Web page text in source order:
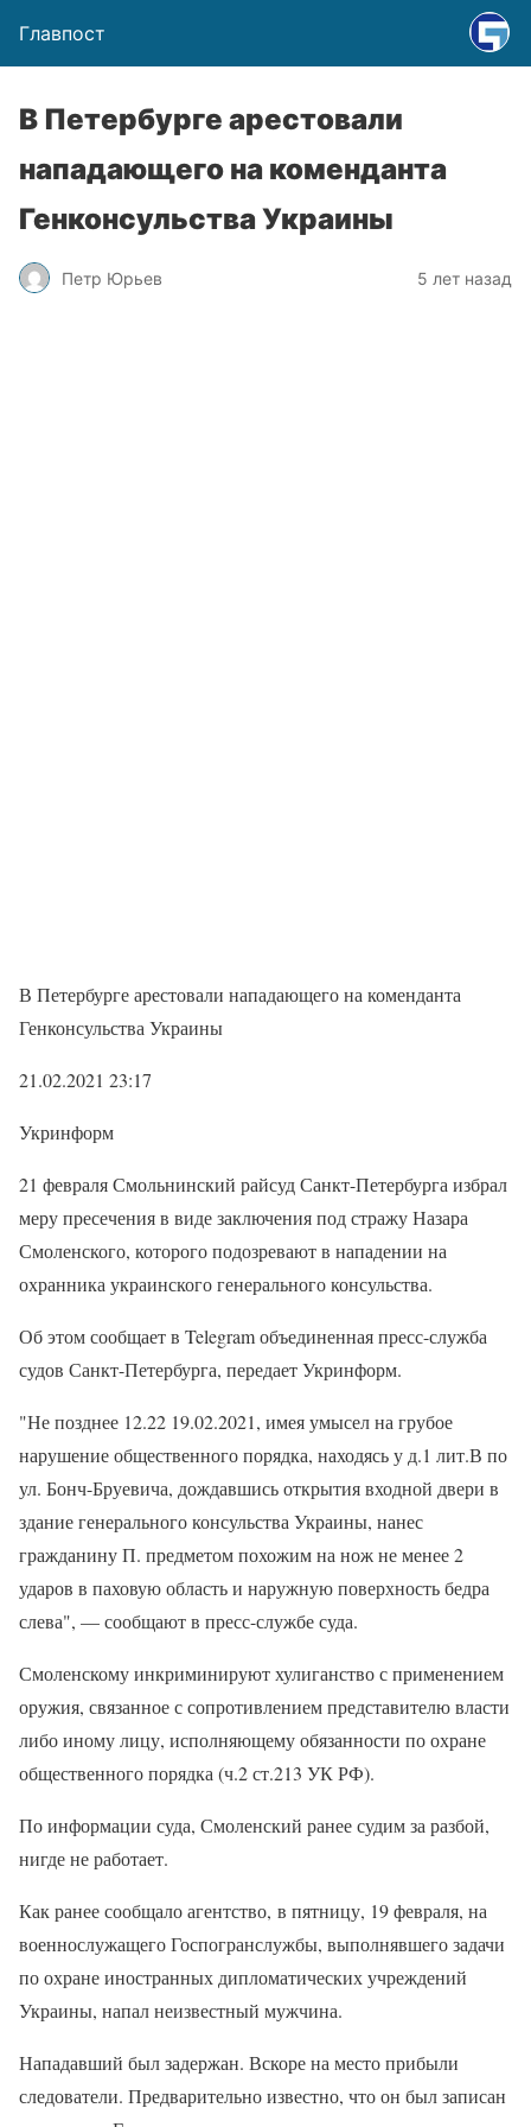
Главпост
В Петербурге арестовали
нападающего на коменданта
Генконсульства Украины
Петр Юрьев 5 лет назад
В Петербурге арестовали нападающего на коменданта
Генконсульства Украины
21.02.2021 23:17
Укринформ
21 февраля Смольнинский райсуд Санкт-Петербурга избрал
меру пресечения в виде заключения под стражу Назара
Смоленского, которого подозревают в нападении на
охранника украинского генерального консульства.
Об этом сообщает в Telegram объединенная пресс-служба
судов Санкт-Петербурга, передает Укринформ.
"Не позднее 12.22 19.02.2021, имея умысел на грубое
нарушение общественного порядка, находясь у д.1 лит.В по
ул. Бонч-Бруевича, дождавшись открытия входной двери в
здание генерального консульства Украины, нанес
гражданину П. предметом похожим на нож не менее 2
ударов в паховую область и наружную поверхность бедра
слева", — сообщают в пресс-службе суда.
Смоленскому инкриминируют хулиганство с применением
оружия, связанное с сопротивлением представителю власти
либо иному лицу, исполняющему обязанности по охране
общественного порядка (ч.2 ст.213 УК РФ).
По информации суда, Смоленский ранее судим за разбой,
нигде не работает.
Как ранее сообщало агентство, в пятницу, 19 февраля, на
военнослужащего Госпогранслужбы, выполнявшего задачи
по охране иностранных дипломатических учреждений
Украины, напал неизвестный мужчина.
Нападавший был задержан. Вскоре на место прибыли
следователи. Предварительно известно, что он был записан